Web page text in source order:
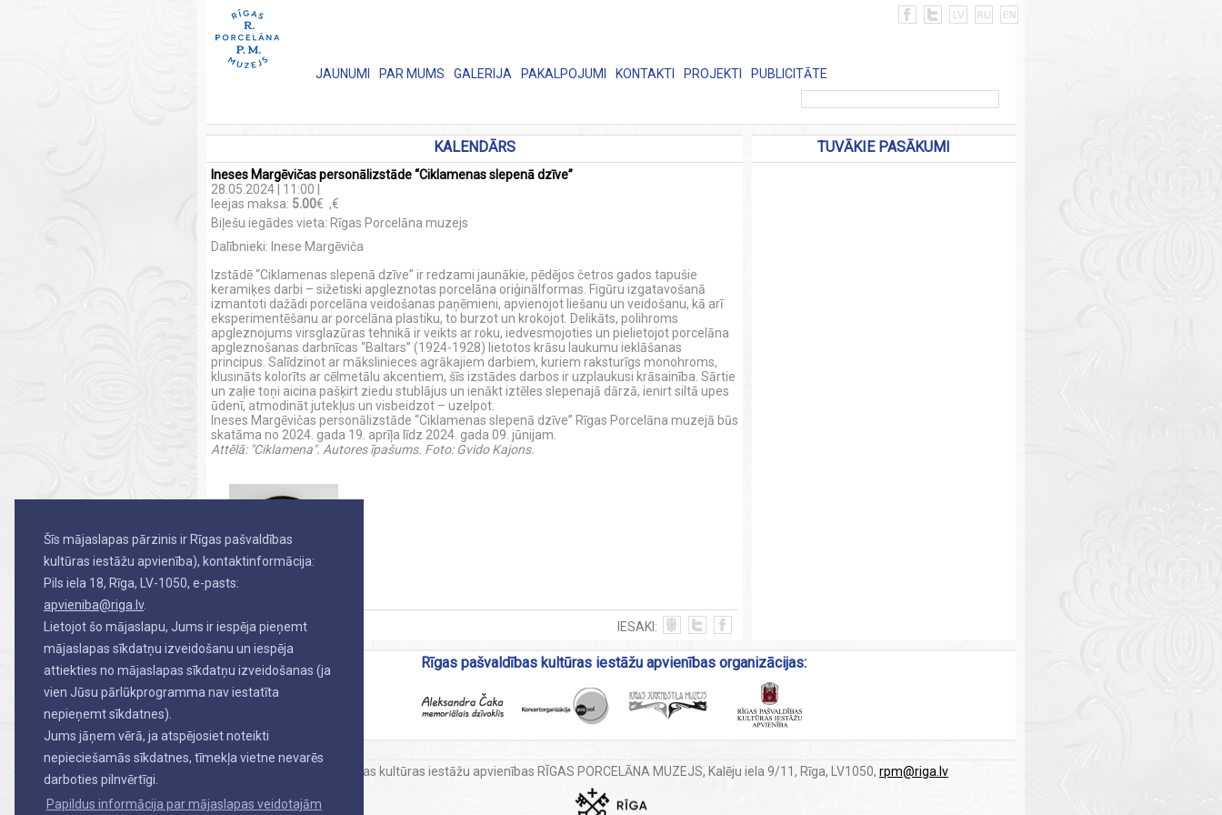
Šīs mājaslapas pārzinis ir Rīgas pašvaldības
kultūras iestāžu apvienība), kontaktinformācija:
Pils iela 18, Rīga, LV-1050, e-pasts:
apvieniba@riga.lv.
Lietojot šo mājaslapu, Jums ir iespēja pieņemt
mājaslapas sīkdatņu izveidošanu un iespēja
attiekties no mājaslapas sīkdatņu izveidošanas (ja
vien Jūsu pārlūkprogramma nav iestatīta
nepieņemt sīkdatnes).
Jums jāņem vērā, ja atspējosiet noteikti
nepieciešamās sīkdatnes, tīmekļa vietne nevarēs
darboties pilnvērtīgi.
Papildus informācija par mājaslapas veidotajām
JAUNUMI PAR MUMS GALERIJA PAKALPOJUMI KONTAKTI PROJEKTI PUBLICITĀTE
KALENDĀRS
Ineses Margēvičas personālizstāde “Ciklamenas slepenā dzīve”
28.05.2024 | 11:00 |
Ieejas maksa:
,€
5.00€
Biļešu iegādes vieta: Rīgas Porcelāna muzejs
Dalībnieki: Inese Margēviča
Izstādē “Ciklamenas slepenā dzīve” ir redzami jaunākie, pēdējos četros gados tapušie
keramiķes darbi – sižetiski apgleznotas porcelāna oriģinālformas. Figūru izgatavošanā
izmantoti dažādi porcelāna veidošanas paņēmieni, apvienojot liešanu un veidošanu, kā arī
eksperimentēšanu ar porcelāna plastiku, to burzot un krokojot. Delikāts, polihroms
apgleznojums virsglazūras tehnikā ir veikts ar roku, iedvesmojoties un pielietojot porcelāna
apgleznošanas darbnīcas “Baltars” (1924-1928) lietotos krāsu laukumu ieklāšanas
principus. Salīdzinot ar mākslinieces agrākajiem darbiem, kuriem raksturīgs monohroms,
klusināts kolorīts ar cēlmetālu akcentiem, šīs izstādes darbos ir uzplaukusi krāsainība. Sārtie
un zaļie toņi aicina pašķirt ziedu stublājus un ienākt iztēles slepenajā dārzā, ienirt siltā upes
ūdenī, atmodināt jutekļus un visbeidzot – uzelpot.
Ineses Margēvičas personālizstāde “Ciklamenas slepenā dzīve” Rīgas Porcelāna muzejā būs
skatāma no 2024. gada 19. aprīļa līdz 2024. gada 09. jūnijam.
Attēlā: "Ciklamena". Autores īpašums. Foto: Gvido Kajons.
ATPAKAĻ IESAKI:
TUVĀKIE PASĀKUMI
Rīgas pašvaldības kultūras iestāžu apvienības organizācijas:
Rīgas pašvaldības kultūras iestāžu apvienības RĪGAS PORCELĀNA MUZEJS, Kalēju iela 9/11, Rīga, LV1050, rpm@riga.lv